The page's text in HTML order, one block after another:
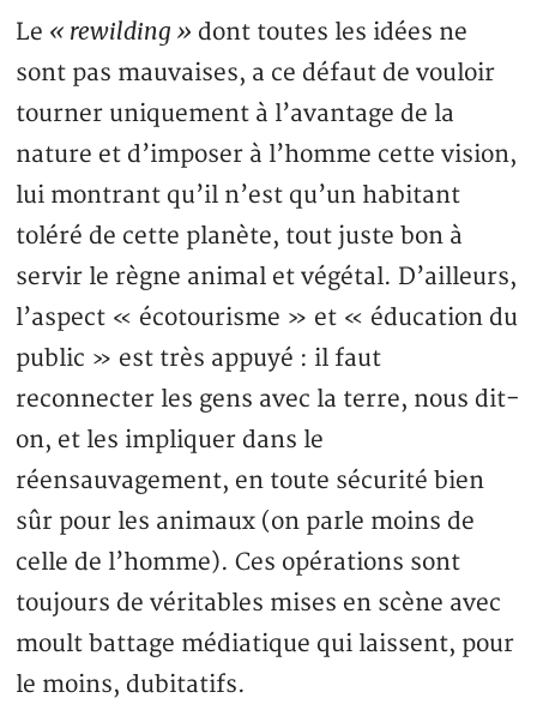
Le « rewilding » dont toutes les idées ne
sont pas mauvaises, a ce défaut de vouloir
tourner uniquement à l’avantage de la
nature et d’imposer à l’homme cette vision,
lui montrant qu’il n’est qu’un habitant
toléré de cette planète, tout juste bon à
servir le règne animal et végétal. D’ailleurs,
l’aspect « écotourisme » et « éducation du
public » est très appuyé : il faut
reconnecter les gens avec la terre, nous dit-
on, et les impliquer dans le
réensauvagement, en toute sécurité bien
sûr pour les animaux (on parle moins de
celle de l’homme). Ces opérations sont
toujours de véritables mises en scène avec
moult battage médiatique qui laissent, pour
le moins, dubitatifs.